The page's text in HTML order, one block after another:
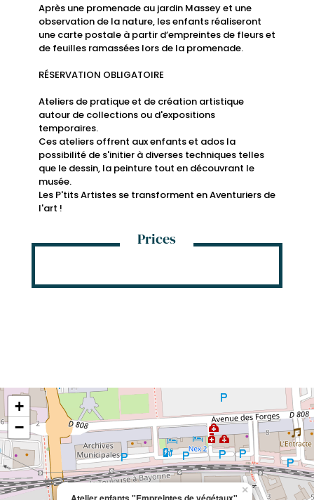
Après une promenade au jardin Massey et une
observation de la nature, les enfants réaliseront
une carte postale à partir d’empreintes de fleurs et
de feuilles ramassées lors de la promenade.
RÉSERVATION OBLIGATOIRE
Ateliers de pratique et de création artistique
autour de collections ou d'expositions
temporaires.
Ces ateliers offrent aux enfants et ados la
possibilité de s'initier à diverses techniques telles
que le dessin, la peinture tout en découvrant le
musée.
Les P'tits Artistes se transforment en Aventuriers de
l'art !
Prices
×
+
−